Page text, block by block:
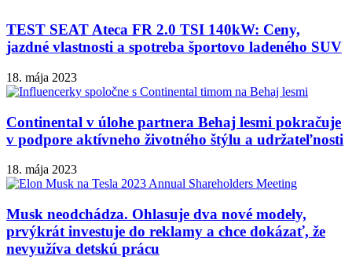
TEST SEAT Ateca FR 2.0 TSI 140kW: Ceny,
jazdné vlastnosti a spotreba športovo ladeného SUV
18. mája 2023
Continental v úlohe partnera Behaj lesmi pokračuje
v podpore aktívneho životného štýlu a udržateľnosti
18. mája 2023
Musk neodchádza. Ohlasuje dva nové modely,
prvýkrát investuje do reklamy a chce dokázať, že
nevyužíva detskú prácu